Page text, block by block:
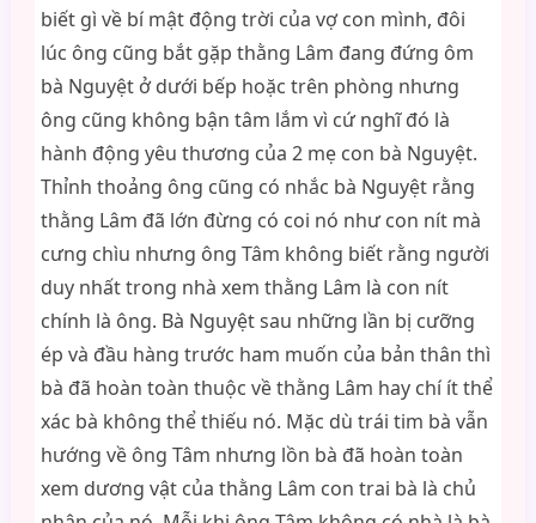
biết gì về bí mật động trời của vợ con mình, đôi
lúc ông cũng bắt gặp thằng Lâm đang đứng ôm
bà Nguyệt ở dưới bếp hoặc trên phòng nhưng
ông cũng không bận tâm lắm vì cứ nghĩ đó là
hành động yêu thương của 2 mẹ con bà Nguyệt.
Thỉnh thoảng ông cũng có nhắc bà Nguyệt rằng
thằng Lâm đã lớn đừng có coi nó như con nít mà
cưng chìu nhưng ông Tâm không biết rằng người
duy nhất trong nhà xem thằng Lâm là con nít
chính là ông. Bà Nguyệt sau những lần bị cưỡng
ép và đầu hàng trước ham muốn của bản thân thì
bà đã hoàn toàn thuộc về thằng Lâm hay chí ít thể
xác bà không thể thiếu nó. Mặc dù trái tim bà vẫn
hướng về ông Tâm nhưng lồn bà đã hoàn toàn
xem dương vật của thằng Lâm con trai bà là chủ